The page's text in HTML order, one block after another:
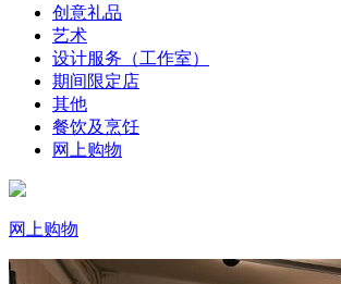
创意礼品
艺术
设计服务（工作室）
期间限定店
其他
餐饮及烹饪
网上购物
网上购物